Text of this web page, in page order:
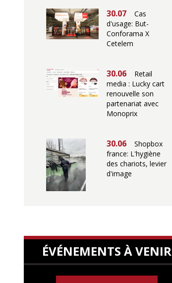
30.07
Cas
d'usage: But-
Conforama X
Cetelem
30.06
Retail
media : Lucky cart
renouvelle son
partenariat avec
Monoprix
30.06
Shopbox
france: L'hygiène
des chariots, levier
d'image
ÉVÉNEMENTS À VENIR